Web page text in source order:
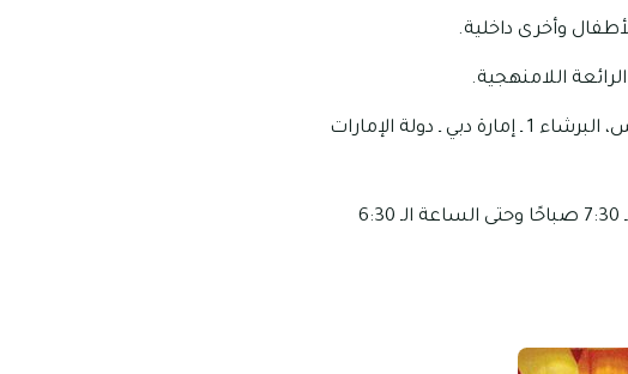
وأخرى داخلية.
اللامنهجية.
العنوان الخاص بهذه الحضانة: الطابق الأول، بناية جلف، خلف فندق سيتي ماكس، البرشاء 1 ـ إمارة دبي ـ دولة الإمارات
مواعيد العمل الخاصة بهذه الحضانة: تبدأ ساعات عمل الحضانة من الساعة الـ 7:30 صباحًا وحتى الساعة الـ 6:30